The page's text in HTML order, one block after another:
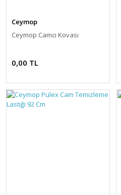
Ceymop
Ceymop Camcı Kovası
0,00 TL